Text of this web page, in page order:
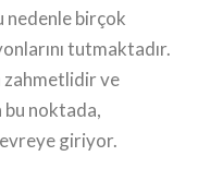
nedenle birçok
tutmaktadır.
zahmetlidir ve
bu noktada,
giriyor.